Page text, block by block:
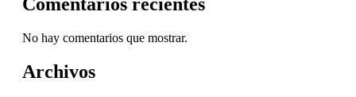
No hay comentarios que mostrar.
Archivos